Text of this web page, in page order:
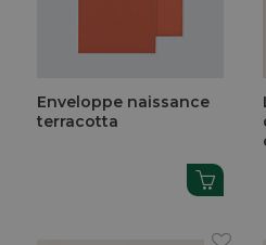
Enveloppe naissance
terracotta